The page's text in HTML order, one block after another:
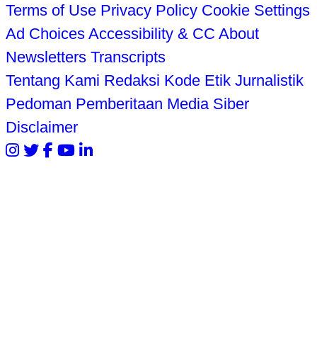
Terms of Use Privacy Policy Cookie Settings
Ad Choices Accessibility & CC About
Newsletters Transcripts
Tentang Kami Redaksi Kode Etik Jurnalistik
Pedoman Pemberitaan Media Siber
Disclaimer